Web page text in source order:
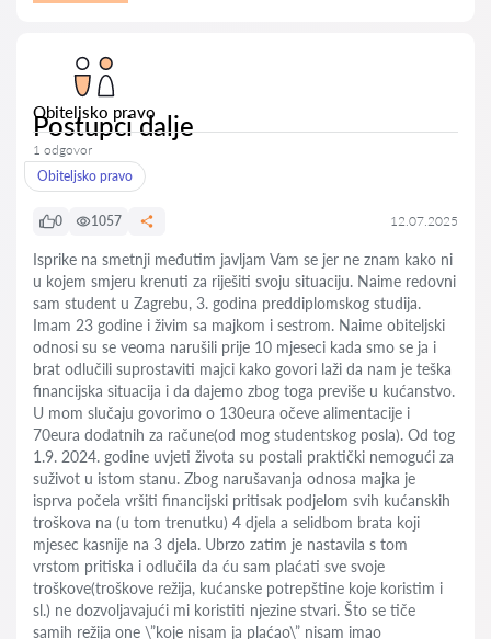
Obiteljsko pravo
Postupci dalje
1 odgovor
Obiteljsko pravo
0 1057 12.07.2025
Isprike na smetnji međutim javljam Vam se jer ne znam kako ni
u kojem smjeru krenuti za riješiti svoju situaciju. Naime redovni
sam student u Zagrebu, 3. godina preddiplomskog studija.
Imam 23 godine i živim sa majkom i sestrom. Naime obiteljski
odnosi su se veoma narušili prije 10 mjeseci kada smo se ja i
brat odlučili suprostaviti majci kako govori laži da nam je teška
financijska situacija i da dajemo zbog toga previše u kućanstvo.
U mom slučaju govorimo o 130eura očeve alimentacije i
70eura dodatnih za račune(od mog studentskog posla). Od tog
1.9. 2024. godine uvjeti života su postali praktički nemogući za
suživot u istom stanu. Zbog narušavanja odnosa majka je
isprva počela vršiti financijski pritisak podjelom svih kućanskih
troškova na (u tom trenutku) 4 djela a selidbom brata koji
mjesec kasnije na 3 djela. Ubrzo zatim je nastavila s tom
vrstom pritiska i odlučila da ću sam plaćati sve svoje
troškove(troškove režija, kućanske potrepštine koje koristim i
sl.) ne dozvoljavajući mi koristiti njezine stvari. Što se tiče
samih režija one \”koje nisam ja plaćao\” nisam imao